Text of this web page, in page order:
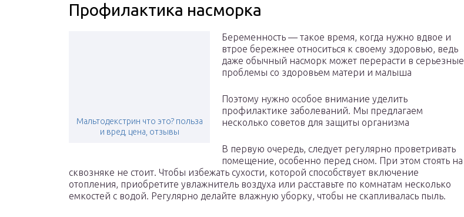
Профилактика насморка
Мальтодекстрин что это? польза
и вред, цена, отзывы
Беременность — такое время, когда нужно вдвое и
втрое бережнее относиться к своему здоровью, ведь
даже обычный насморк может перерасти в серьезные
проблемы со здоровьем матери и малыша
Поэтому нужно особое внимание уделить
профилактике заболеваний. Мы предлагаем
несколько советов для защиты организма
В первую очередь, следует регулярно проветривать
помещение, особенно перед сном. При этом стоять на
сквозняке не стоит. Чтобы избежать сухости, которой способствует включение
отопления, приобретите увлажнитель воздуха или расставьте по комнатам несколько
емкостей с водой. Регулярно делайте влажную уборку, чтобы не скапливалась пыль.